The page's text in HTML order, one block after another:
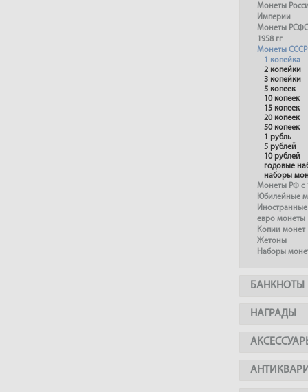
Монеты
Империи
Монеты
1958 гг
Монеты СССР
1 копейка
2 копейки
3 копейки
5 копеек
10 копеек
15 копеек
20 копеек
50 копеек
1 рубль
5 рублей
10 рублей
годовые
наборы
Монеты РФ с
Юбилейные
евро монеты
Копии монет
Жетоны
Наборы
БАНКНОТЫ
НАГРАДЫ